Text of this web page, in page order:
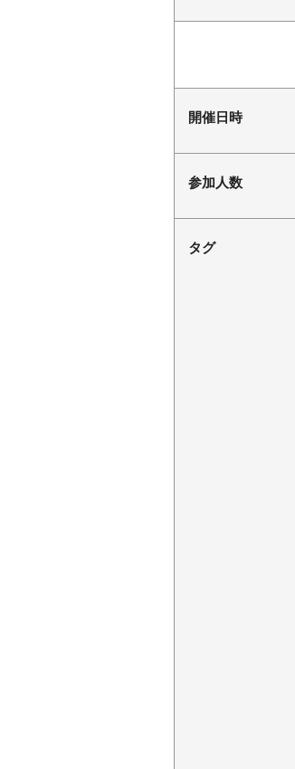
開催日時
参加人数
タグ